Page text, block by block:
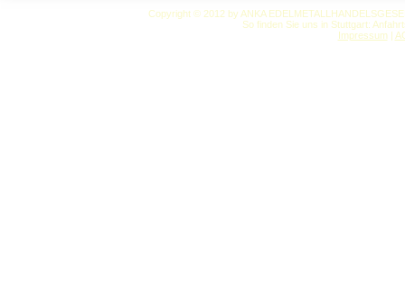
Copyright © 2012 by ANKA
So finden Sie uns in Stuttgart:
Impressum|